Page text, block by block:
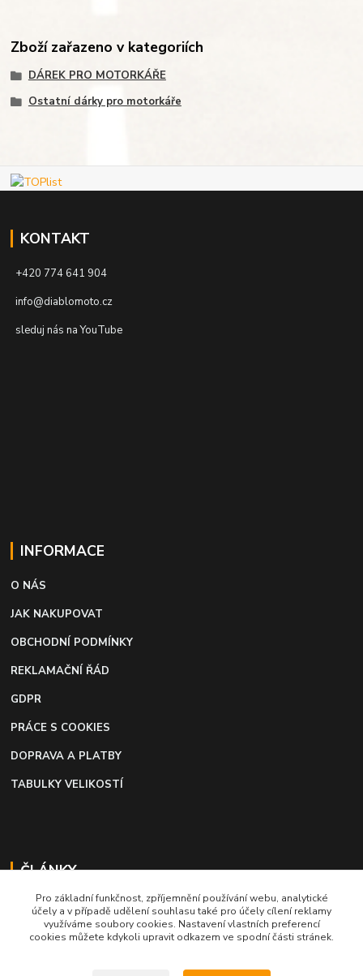
Zboží zařazeno v kategoriích
DÁREK PRO MOTORKÁŘE
Ostatní dárky pro motorkáře
KONTAKT
+420 774 641 904
info@diablomoto.cz
sleduj nás na YouTube
INFORMACE
O NÁS
JAK NAKUPOVAT
OBCHODNÍ PODMÍNKY
REKLAMAČNÍ ŘÁD
GDPR
PRÁCE S COOKIES
DOPRAVA A PLATBY
TABULKY VELIKOSTÍ
ČLÁNKY
Profi lepidlo na boty a kůži
Moto káva, nejlepší palivo pro motorkáře
Pro základní funkčnost, zpříjemnění používání webu, analytické
účely a v případě udělení souhlasu také pro účely cílení reklamy
využíváme soubory cookies. Nastavení vlastních preferencí
cookies můžete kdykoli upravit odkazem ve spodní části stránek.